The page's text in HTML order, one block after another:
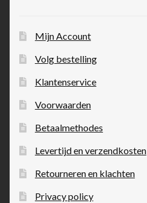
Mijn Account
Volg bestelling
Klantenservice
Voorwaarden
Betaalmethodes
Levertijd en verzendkosten
Retourneren en klachten
Privacy policy